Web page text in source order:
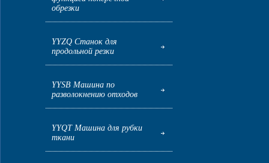
обрезки
YYZQ Станок для
продольной резки
YYSB Машина по
разволокнению отходов
YYQT Машина для рубки
ткани